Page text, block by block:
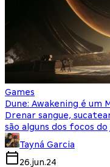
Games
Dune: Awakening é um
Drenar sangue,
são alguns dos focos do
Tayná Garcia
26.jun.24